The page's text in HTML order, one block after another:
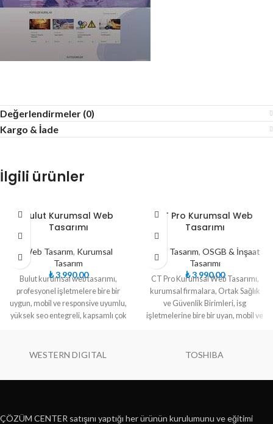
Değerlendirmeler (0)
Kargo & İade
İlgili ürünler
Bulut Kurumsal Web
Tasarımı
Web Tasarım, Kurumsal
Tasarım
₺3.990,00
Bulut kurumsal web tasarımı,
profesyonel işletmelere bire bir
uygun, mobil ve responsive uyumlu,
yüksek seo entegreli, kapsamlı çok
CT Pro Kurumsal Web
Tasarımı
Web Tasarım, OSGB & İnşaat
Tasarımı
₺3.990,00
CT Pro Kurumsal Web Tasarımı,
kurumsal firmalara, Ortak Sağlık
ve Güvenlik Birimleri, isg
işletmelerine bire bir uyan, mobil ve
yüksek seo entegreli, kapsamlı web
WESTERN DIGITAL TOSHIBA
ÇÖZÜM CENTER satışını yaptığı her ürünün kurulumunu ve eğitimi